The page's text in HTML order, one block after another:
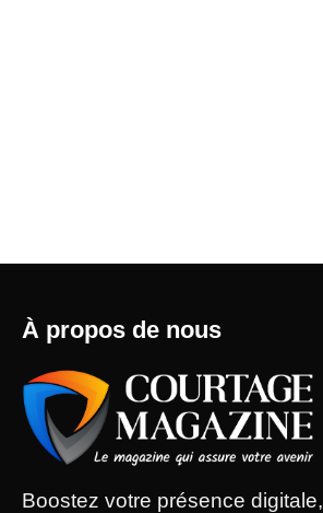
À propos de nous
Boostez votre présence digitale,